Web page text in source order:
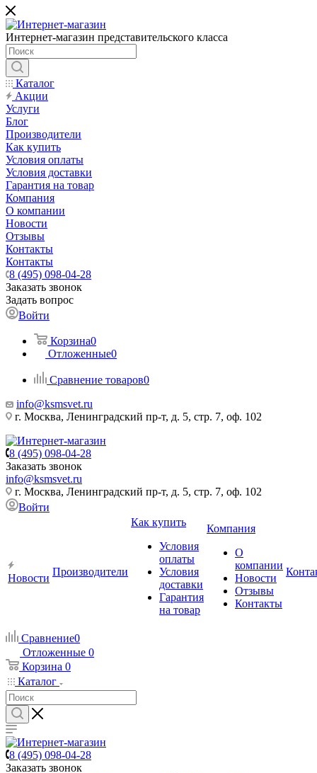
Интернет-магазин представительского класса
Каталог
Акции
Услуги
Блог
Производители
Как купить
Условия оплаты
Условия доставки
Гарантия на товар
Компания
О компании
Новости
Отзывы
Контакты
Контакты
8 (495) 098-04-28
Заказать звонок
Задать вопрос
Войти
Корзина0
Отложенные0
Сравнение товаров0
info@ksmsvet.ru
г. Москва, Ленинградский пр-т, д. 5, стр. 7, оф. 102
8 (495) 098-04-28
Заказать звонок
info@ksmsvet.ru
г. Москва, Ленинградский пр-т, д. 5, стр. 7, оф. 102
Войти
Новости
Производители
Как купить
Условия
оплаты
Условия
доставки
Гарантия
на товар
Компания
О
компании
Новости
Отзывы
Контакты
Сравнение0
Отложенные 0
Корзина 0
Каталог
8 (495) 098-04-28
Заказать звонок